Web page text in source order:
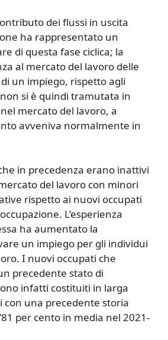
dei flussi in uscita
ha rappresentato un
di questa fase ciclica; la
al mercato del lavoro delle
un impiego, rispetto agli
si è quindi tramutata in
mercato del lavoro, a
avveniva normalmente in
in precedenza erano inattivi
del lavoro con minori
rispetto ai nuovi occupati
L’esperienza
ha aumentato la
un impiego per gli individui
I nuovi occupati che
precedente stato di
infatti costituiti in larga
con una precedente storia
per cento in media nel 2021-